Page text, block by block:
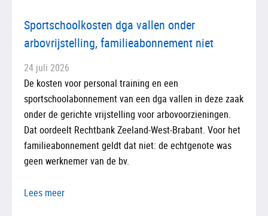
Sportschoolkosten dga vallen onder
arbovrijstelling, familieabonnement niet
24 juli 2026
De kosten voor personal training en een
sportschoolabonnement van een dga vallen in deze zaak
onder de gerichte vrijstelling voor arbovoorzieningen.
Dat oordeelt Rechtbank Zeeland-West-Brabant. Voor het
familieabonnement geldt dat niet: de echtgenote was
geen werknemer van de bv.
Lees meer